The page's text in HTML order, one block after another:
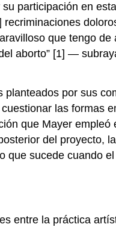
participación en
que tengo
aborto” [1] —
por sus
las formas
que Mayer empleó
del proyecto,
sucede cuando
entre la práctica